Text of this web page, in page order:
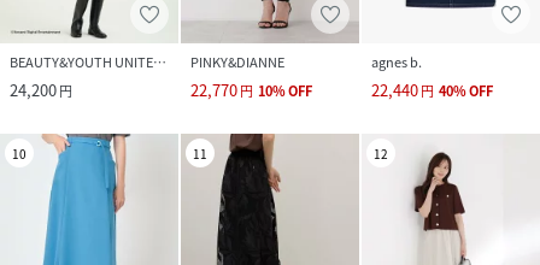
BEAUTY&YOUTH UNITED ARROWS
24,200円
PINKY&DIANNE
22,770円 10%OFF
agnes b.
22,440円 40%OFF
10 11 12